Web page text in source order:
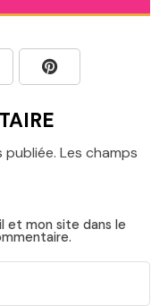
publiée. Les champs
et mon site dans le